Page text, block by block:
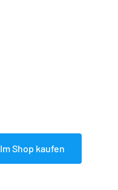
Im Shop kaufen